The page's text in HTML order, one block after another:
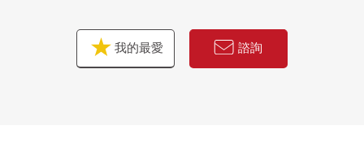
我的最愛 諮詢